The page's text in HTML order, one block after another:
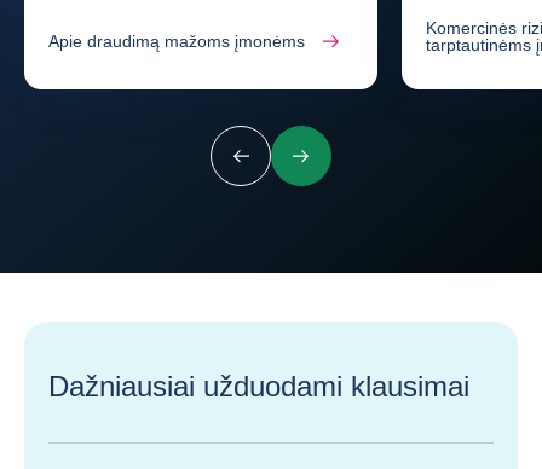
Apie draudimą mažoms įmonėms
Komercinės
tarptautinėms
AnkstesnisKitas
Dažniausiai užduodami klausimai